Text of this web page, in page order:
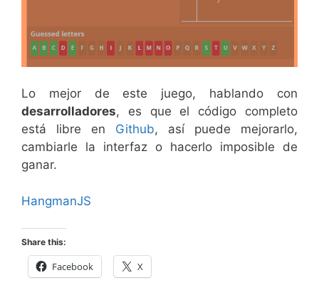
Lo mejor de este juego, hablando con
desarrolladores, es que el código completo
está libre en Github, así puede mejorarlo,
cambiarle la interfaz o hacerlo imposible de
ganar.
HangmanJS
Share this:
Facebook X